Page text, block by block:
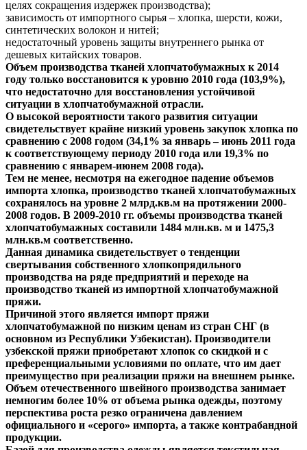
целях сокращения издержек производства);
зависимость от импортного сырья – хлопка, шерсти, кожи,
синтетических волокон и нитей;
недостаточный уровень защиты внутреннего рынка от
дешевых китайских товаров.
Объем производства тканей хлопчатобумажных к 2014
году только восстановится к уровню 2010 года (103,9%),
что недостаточно для восстановления устойчивой
ситуации в хлопчатобумажной отрасли.
О высокой вероятности такого развития ситуации
свидетельствует крайне низкий уровень закупок хлопка по
сравнению с 2008 годом (34,1% за январь – июнь 2011 года
к соответствующему периоду 2010 года или 19,3% по
сравнению с январем-июнем 2008 года).
Тем не менее, несмотря на ежегодное падение объемов
импорта хлопка, производство тканей хлопчатобумажных
сохранялось на уровне 2 млрд.кв.м на протяжении 2000-
2008 годов. В 2009-2010 гг. объемы производства тканей
хлопчатобумажных составили 1484 млн.кв. м и 1475,3
млн.кв.м соответственно.
Данная динамика свидетельствует о тенденции
свертывания собственного хлопкопрядильного
производства на ряде предприятий и переходе на
производство тканей из импортной хлопчатобумажной
пряжи.
Причиной этого является импорт пряжи
хлопчатобумажной по низким ценам из стран СНГ (в
основном из Республики Узбекистан). Производители
узбекской пряжи приобретают хлопок со скидкой и с
преференциальными условиями по оплате, что им дает
преимущество при реализации пряжи на внешнем рынке.
Объем отечественного швейного производства занимает
немногим более 10% от объема рынка одежды, поэтому
перспектива роста резко ограничена давлением
официального и «серого» импорта, а также контрабандной
продукции.